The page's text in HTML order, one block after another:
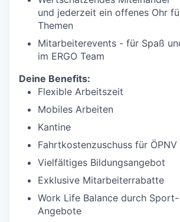
und jederzeit ein offenes Ohr
Themen
Mitarbeiterevents - für Spaß
im ERGO Team
Deine Benefits:
Flexible Arbeitszeit
Mobiles Arbeiten
Kantine
Fahrtkostenzuschuss für ÖPNV
Vielfältiges Bildungsangebot
Exklusive Mitarbeiterrabatte
Work Life Balance durch
Angebote